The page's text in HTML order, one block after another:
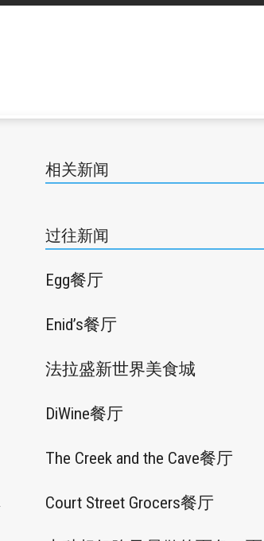
相关新闻
过往新闻
Egg餐厅
Enid’s餐厅
法拉盛新世界美食城
DiWine餐厅
The Creek and the Cave餐厅
Court Street Grocers餐厅